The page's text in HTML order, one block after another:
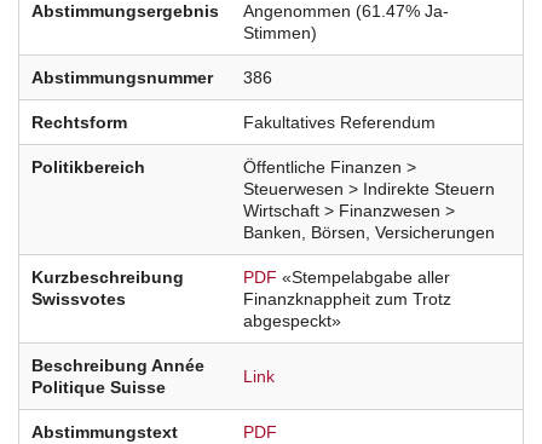
Abstimmungsergebnis
Angenommen (61.47% Ja-
Stimmen)
Abstimmungsnummer 386
Rechtsform Fakultatives Referendum
Politikbereich
Öffentliche Finanzen >
Steuerwesen > Indirekte Steuern
Wirtschaft > Finanzwesen >
Banken, Börsen, Versicherungen
Kurzbeschreibung
Swissvotes
PDF «Stempelabgabe aller
Finanzknappheit zum Trotz
abgespeckt»
Beschreibung Année
Politique Suisse
Link
Abstimmungstext PDF